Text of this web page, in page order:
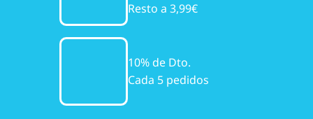
Resto a 3,99€
10% de Dto.
Cada 5 pedidos